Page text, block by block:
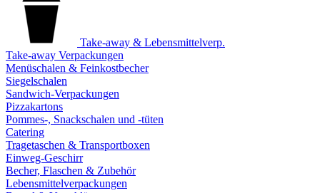
Take-away & Lebensmittelverp.
Take-away Verpackungen
Menüschalen & Feinkostbecher
Siegelschalen
Sandwich-Verpackungen
Pizzakartons
Pommes-, Snackschalen und -tüten
Catering
Tragetaschen & Transportboxen
Einweg-Geschirr
Becher, Flaschen & Zubehör
Lebensmittelverpackungen